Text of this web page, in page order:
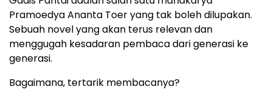
Pramoedya Ananta Toer yang tak boleh dilupakan.
Sebuah novel yang akan terus relevan dan
menggugah kesadaran pembaca dari generasi ke
generasi.
Bagaimana, tertarik membacanya?